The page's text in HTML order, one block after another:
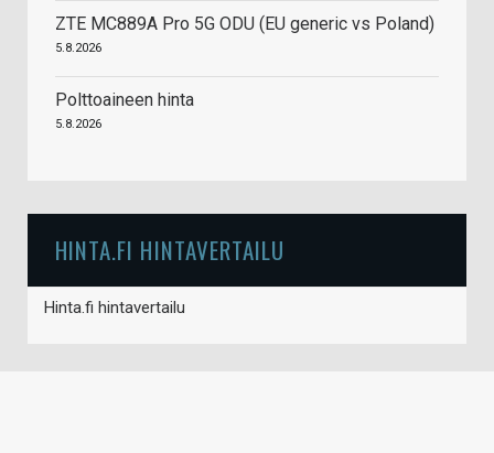
ZTE MC889A Pro 5G ODU (EU generic vs Poland)
5.8.2026
Polttoaineen hinta
5.8.2026
HINTA.FI HINTAVERTAILU
Hinta.fi hintavertailu